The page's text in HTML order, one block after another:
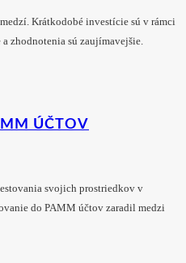
Krátkodobé investície sú v rámci
zhodnotenia sú zaujímavejšie.
ÚČTOV
svojich prostriedkov v
do PAMM účtov zaradil medzi